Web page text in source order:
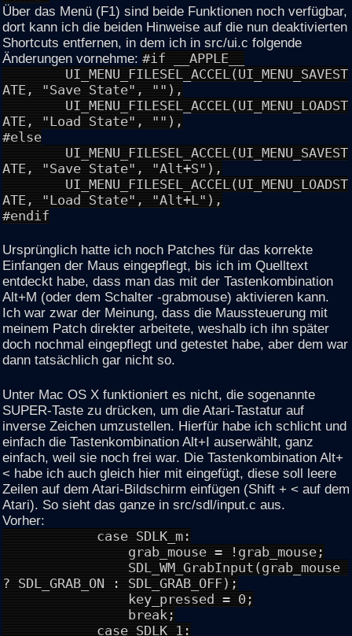
Über das Menü (F1) sind beide Funktionen noch verfügbar,
dort kann ich die beiden Hinweise auf die nun deaktivierten
Shortcuts entfernen, in dem ich in src/ui.c folgende
Änderungen vornehme: #if __APPLE__
UI_MENU_FILESEL_ACCEL(UI_MENU_SAVEST
ATE, "Save State", ""),
UI_MENU_FILESEL_ACCEL(UI_MENU_LOADST
ATE, "Load State", ""),
#else
UI_MENU_FILESEL_ACCEL(UI_MENU_SAVEST
ATE, "Save State", "Alt+S"),
UI_MENU_FILESEL_ACCEL(UI_MENU_LOADST
ATE, "Load State", "Alt+L"),
#endif
Ursprünglich hatte ich noch Patches für das korrekte
Einfangen der Maus eingepflegt, bis ich im Quelltext
entdeckt habe, dass man das mit der Tastenkombination
Alt+M (oder dem Schalter -grabmouse) aktivieren kann.
Ich war zwar der Meinung, dass die Maussteuerung mit
meinem Patch direkter arbeitete, weshalb ich ihn später
doch nochmal eingepflegt und getestet habe, aber dem war
dann tatsächlich gar nicht so.
Unter Mac OS X funktioniert es nicht, die sogenannte
SUPER-Taste zu drücken, um die Atari-Tastatur auf
inverse Zeichen umzustellen. Hierfür habe ich schlicht und
einfach die Tastenkombination Alt+I auserwählt, ganz
einfach, weil sie noch frei war. Die Tastenkombination Alt+
< habe ich auch gleich hier mit eingefügt, diese soll leere
Zeilen auf dem Atari-Bildschirm einfügen (Shift + < auf dem
Atari). So sieht das ganze in src/sdl/input.c aus.
Vorher:
case SDLK_m:
grab_mouse = !grab_mouse;
SDL_WM_GrabInput(grab_mouse
? SDL_GRAB_ON : SDL_GRAB_OFF);
key_pressed = 0;
break;
case SDLK_1: